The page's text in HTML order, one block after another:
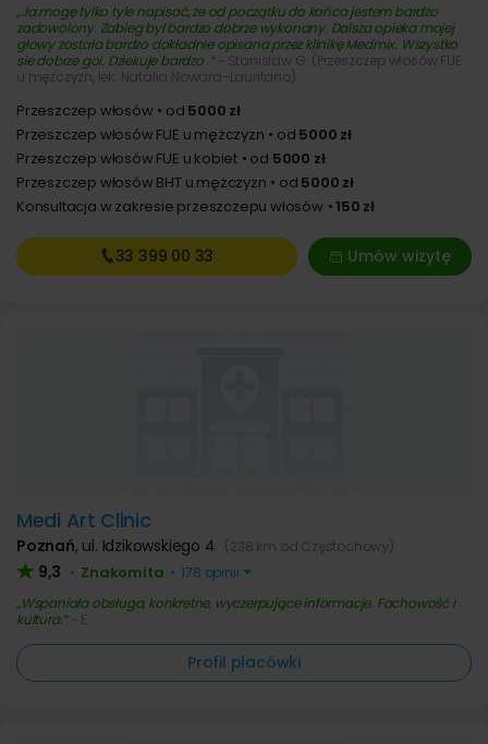
Ja mogę tylko tyle napisać, że od początku do końca jestem bardzo
zadowolony. Zabieg był bardzo dobrze wykonany. Dalsza opieka mojej
głowy została bardzo dokładnie opisana przez klinikę Medmix. Wszystko
sie dobrze goi. Dziekuje bardzo . ~ Stanisław G. (Przeszczep włosów FUE
u mężczyzn, lek. Natalia Nowara-Lauritano)
Przeszczep włosów od 5000 zł
Przeszczep włosów FUE u mężczyzn
od 5000 zł
Przeszczep włosów FUE u kobiet
od 5000 zł
Przeszczep włosów BHT u mężczyzn
od 5000 zł
Konsultacja w zakresie przeszczepu włosów
150 zł
Umów wizytę
33 399 00 33
Medi Art Clinic
Poznań, ul. Idzikowskiego 4 (238 km od Częstochowy)
9,3 • Znakomita • 178 opinii
Wspaniała obsługa, konkretne, wyczerpujące informacje. Fachowość i
kultura. ~ E.
Profil placówki